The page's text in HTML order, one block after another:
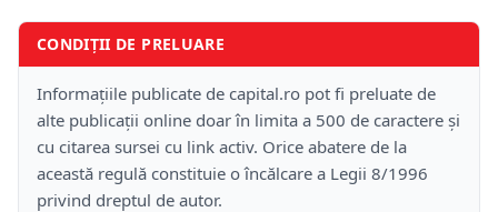
CONDIȚII DE PRELUARE
Informațiile publicate de capital.ro pot fi preluate de
alte publicații online doar în limita a 500 de caractere și
cu citarea sursei cu link activ. Orice abatere de la
această regulă constituie o încălcare a Legii 8/1996
privind dreptul de autor.